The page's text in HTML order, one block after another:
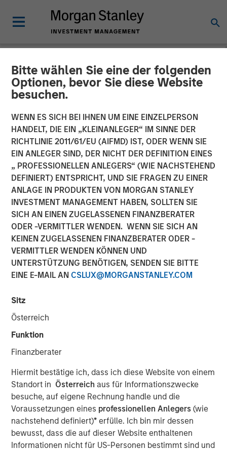
Bitte wählen Sie eine der folgenden
Optionen, bevor Sie diese Website
besuchen.
WENN ES SICH BEI IHNEN UM EINE EINZELPERSON
HANDELT, DIE EIN „KLEINANLEGER“ IM SINNE DER
RICHTLINIE 2011/61/EU (AIFMD) IST, ODER WENN SIE
EIN ANLEGER SIND, DER NICHT DER DEFINITION EINES
„ PROFESSIONELLEN ANLEGERS“ (WIE NACHSTEHEND
DEFINIERT) ENTSPRICHT, UND SIE FRAGEN ZU EINER
ANLAGE IN PRODUKTEN VON MORGAN STANLEY
INVESTMENT MANAGEMENT HABEN, SOLLTEN SIE
SICH AN EINEN ZUGELASSENEN FINANZBERATER
ODER -VERMITTLER WENDEN. WENN SIE SICH AN
KEINEN ZUGELASSENEN FINANZBERATER ODER -
VERMITTLER WENDEN KÖNNEN UND
UNTERSTÜTZUNG BENÖTIGEN, SENDEN SIE BITTE
EINE E-MAIL AN CSLUX@MORGANSTANLEY.COM
Sitz
Österreich
Funktion
Finanzberater
Hiermit bestätige ich, dass ich diese Website von einem
Standort in Österreich aus für Informationszwecke
besuche, auf eigene Rechnung handle und die
Voraussetzungen eines professionellen Anlegers(wie
nachstehend definiert)* erfülle. Ich bin mir dessen
bewusst, dass die auf dieser Website enthaltenen
Informationen nicht für US-Personen bestimmt sind und
NEWSROOM
Morgan Stanley Capital
Partners Completes
Investment in Impact
Fitness
11 JUNI 2019
NEW YORK, NY — June 11, 2019 8:45 AM EDT
Investment funds managed by Morgan Stanley Capital
equity team within Morgan Stanley Investment
Management, announced today that they have
the “Company”), a leading Planet Fitness franchisee with
29 clubs across the United States and Canada. MSCP
Adam Willaeys, as well as founder Chris Klebba, who will
remain as Executive Chairman. The Company, which
MSCP acquired from Bain Capital Double Impact (BCDI)
and Bridges Fund Management (Bridges), extends MSCP’s
long track record of partnering with experiential, multi-
site retail businesses.